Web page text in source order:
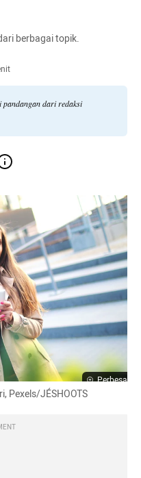
berbagai topik.
dari redaksi
Perbesar
Pexels/JÉSHOOTS